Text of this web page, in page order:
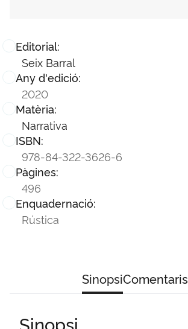
Editorial:
Seix Barral
Any d'edició:
2020
Matèria:
Narrativa
ISBN:
978-84-322-3626-6
Pàgines:
496
Enquadernació:
Rústica
SinopsiComentaris
Sinopsi